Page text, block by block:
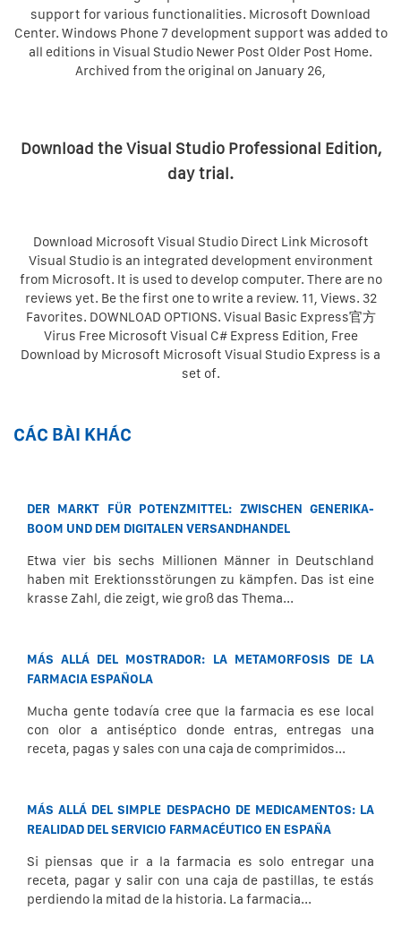
support for various functionalities. Microsoft Download
Center. Windows Phone 7 development support was added to
all editions in Visual Studio Newer Post Older Post Home.
Archived from the original on January 26,
Download the Visual Studio Professional Edition,
day trial.
Download Microsoft Visual Studio Direct Link Microsoft
Visual Studio is an integrated development environment
from Microsoft. It is used to develop computer. There are no
reviews yet. Be the first one to write a review. 11, Views. 32
Favorites. DOWNLOAD OPTIONS. Visual Basic Express官方
Virus Free Microsoft Visual C# Express Edition, Free
Download by Microsoft Microsoft Visual Studio Express is a
set of.
CÁC BÀI KHÁC
DER MARKT FÜR POTENZMITTEL: ZWISCHEN GENERIKA-
BOOM UND DEM DIGITALEN VERSANDHANDEL
Etwa vier bis sechs Millionen Männer in Deutschland
haben mit Erektionsstörungen zu kämpfen. Das ist eine
krasse Zahl, die zeigt, wie groß das Thema...
MÁS ALLÁ DEL MOSTRADOR: LA METAMORFOSIS DE LA
FARMACIA ESPAÑOLA
Mucha gente todavía cree que la farmacia es ese local
con olor a antiséptico donde entras, entregas una
receta, pagas y sales con una caja de comprimidos...
MÁS ALLÁ DEL SIMPLE DESPACHO DE MEDICAMENTOS: LA
REALIDAD DEL SERVICIO FARMACÉUTICO EN ESPAÑA
Si piensas que ir a la farmacia es solo entregar una
receta, pagar y salir con una caja de pastillas, te estás
perdiendo la mitad de la historia. La farmacia...